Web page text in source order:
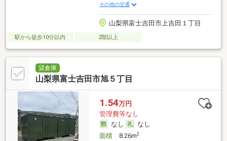
その他の交通
山梨県富士吉田市上吉田１丁目
駅から徒歩10分以内 2階以上
貸倉庫
山梨県富士吉田市旭５丁目
1.54万円
管理費等なし
なし
なし
面積8.26m2